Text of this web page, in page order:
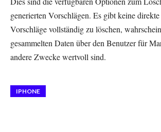
generierten Vorschlägen. Es gibt keine
Vorschläge vollständig zu löschen,
gesammelten Daten über den Benutzer für
andere Zwecke wertvoll sind.
IPHONE